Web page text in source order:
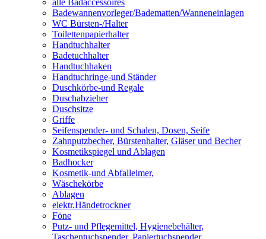
alle Badaccessoires
Badewannenvorleger/Badematten/Wanneneinlagen
WC Bürsten-/Halter
Toilettenpapierhalter
Handtuchhalter
Badetuchhalter
Handtuchhaken
Handtuchringe-und Ständer
Duschkörbe-und Regale
Duschabzieher
Duschsitze
Griffe
Seifenspender- und Schalen, Dosen, Seife
Zahnputzbecher, Bürstenhalter, Gläser und Becher
Kosmetikspiegel und Ablagen
Badhocker
Kosmetik-und Abfalleimer,
Wäschekörbe
Ablagen
elektr.Händetrockner
Föne
Putz- und Pflegemittel, Hygienebehälter,
Taschentuchspender, Papiertuchspender,